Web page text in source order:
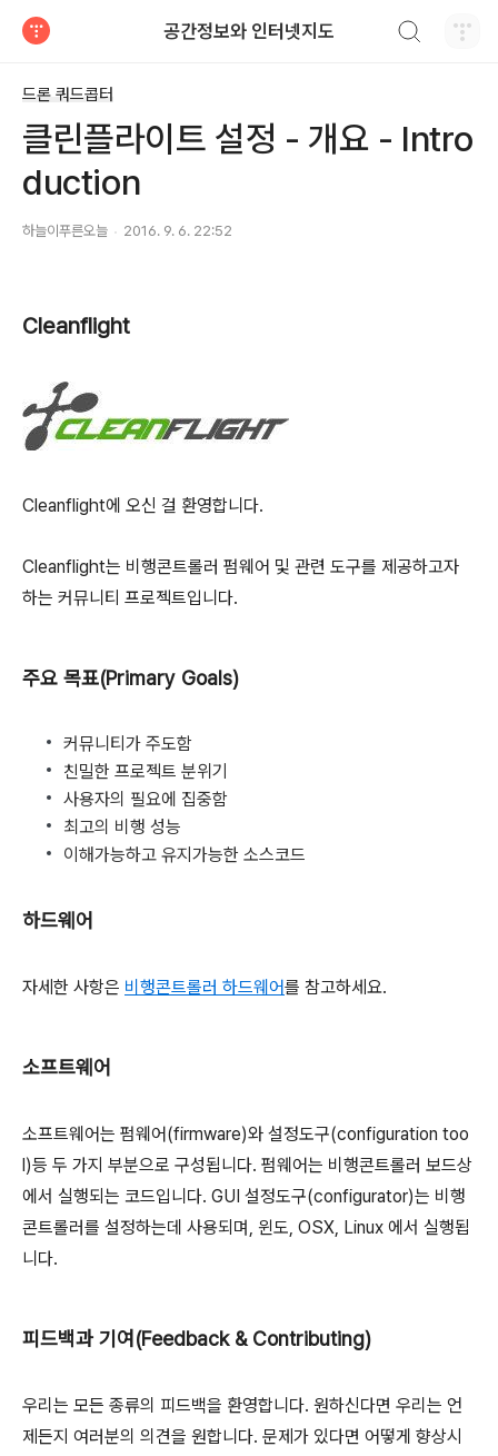
공간정보와 인터넷지도
드론 쿼드콥터
클린플라이트 설정 - 개요 - Intro
duction
하늘이푸른오늘 2016. 9. 6. 22:52
Cleanflight
Cleanflight에 오신 걸 환영합니다.
Cleanflight는 비행콘트롤러 펌웨어 및 관련 도구를 제공하고자
하는 커뮤니티 프로젝트입니다.
주요 목표(Primary Goals)
커뮤니티가 주도함
친밀한 프로젝트 분위기
사용자의 필요에 집중함
최고의 비행 성능
이해가능하고 유지가능한 소스코드
하드웨어
자세한 사항은 비행콘트롤러 하드웨어를 참고하세요.
소프트웨어
소프트웨어는 펌웨어(firmware)와 설정도구(configuration too
l)등 두 가지 부분으로 구성됩니다. 펌웨어는 비행콘트롤러 보드상
에서 실행되는 코드입니다. GUI 설정도구(configurator)는 비행
콘트롤러를 설정하는데 사용되며, 윈도, OSX, Linux 에서 실행됩
니다.
피드백과 기여(Feedback & Contributing)
우리는 모든 종류의 피드백을 환영합니다. 원하신다면 우리는 언
제든지 여러분의 의견을 원합니다. 문제가 있다면 어떻게 향상시